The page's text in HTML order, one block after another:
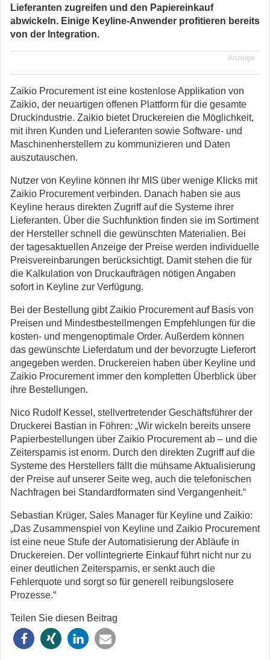
Lieferanten zugreifen und den Papiereinkauf
abwickeln. Einige Keyline-Anwender profitieren bereits
von der Integration.
Anzeige
Zaikio Procurement ist eine kostenlose Applikation von
Zaikio, der neuartigen offenen Plattform für die gesamte
Druckindustrie. Zaikio bietet Druckereien die Möglichkeit,
mit ihren Kunden und Lieferanten sowie Software- und
Maschinenherstellern zu kommunizieren und Daten
auszutauschen.
Nutzer von Keyline können ihr MIS über wenige Klicks mit
Zaikio Procurement verbinden. Danach haben sie aus
Keyline heraus direkten Zugriff auf die Systeme ihrer
Lieferanten. Über die Suchfunktion finden sie im Sortiment
der Hersteller schnell die gewünschten Materialien. Bei
der tagesaktuellen Anzeige der Preise werden individuelle
Preisvereinbarungen berücksichtigt. Damit stehen die für
die Kalkulation von Druckaufträgen nötigen Angaben
sofort in Keyline zur Verfügung.
Bei der Bestellung gibt Zaikio Procurement auf Basis von
Preisen und Mindestbestellmengen Empfehlungen für die
kosten- und mengenoptimale Order. Außerdem können
das gewünschte Lieferdatum und der bevorzugte Lieferort
angegeben werden. Druckereien haben über Keyline und
Zaikio Procurement immer den kompletten Überblick über
ihre Bestellungen.
Nico Rudolf Kessel, stellvertretender Geschäftsführer der
Druckerei Bastian in Föhren: „Wir wickeln bereits unsere
Papierbestellungen über Zaikio Procurement ab – und die
Zeitersparnis ist enorm. Durch den direkten Zugriff auf die
Systeme des Herstellers fällt die mühsame Aktualisierung
der Preise auf unserer Seite weg, auch die telefonischen
Nachfragen bei Standardformaten sind Vergangenheit.“
Sebastian Krüger, Sales Manager für Keyline und Zaikio:
„Das Zusammenspiel von Keyline und Zaikio Procurement
ist eine neue Stufe der Automatisierung der Abläufe in
Druckereien. Der vollintegrierte Einkauf führt nicht nur zu
einer deutlichen Zeitersparnis, er senkt auch die
Fehlerquote und sorgt so für generell reibungslosere
Prozesse.“
Teilen Sie diesen Beitrag